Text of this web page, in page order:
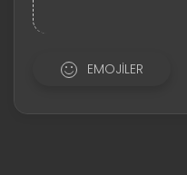
EMOJILER